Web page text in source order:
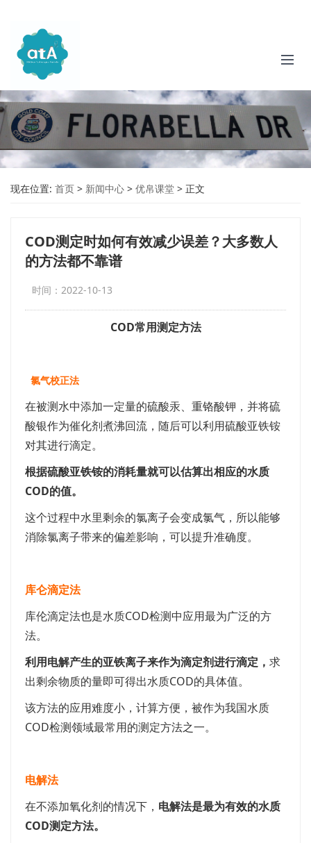
现在位置: 首页 > 新闻中心 > 优帛课堂 > 正文
COD测定时如何有效减少误差？大多数人
的方法都不靠谱
时间：2022-10-13
COD常用测定方法
氯气校正法
在被测水中添加一定量的硫酸汞、重铬酸钾，并将硫
酸银作为催化剂煮沸回流，随后可以利用硫酸亚铁铵
对其进行滴定。
根据硫酸亚铁铵的消耗量就可以估算出相应的水质
COD的值。
这个过程中水里剩余的氯离子会变成氯气，所以能够
消除氯离子带来的偏差影响，可以提升准确度。
库仑滴定法
库伦滴定法也是水质COD检测中应用最为广泛的方
法。
利用电解产生的亚铁离子来作为滴定剂进行滴定， 求
出剩余物质的量即可得出水质COD的具体值。
该方法的应用难度小，计算方便，被作为我国水质
COD检测领域最常用的测定方法之一。
电解法
在不添加氧化剂的情况下， 电解法是最为有效的水质
COD测定方法。